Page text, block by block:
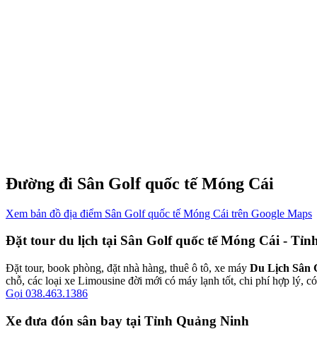
Đường đi Sân Golf quốc tế Móng Cái
Xem bản đồ địa điểm Sân Golf quốc tế Móng Cái trên Google Maps
Đặt tour du lịch tại Sân Golf quốc tế Móng Cái -
Đặt tour, book phòng, đặt nhà hàng, thuê ô tô, xe máy Du Lịch Sân
chỗ, các loại xe Limousine đời mới có máy lạnh tốt, chi phí hợp lý,
Gọi 038.463.1386
Xe đưa đón sân bay tại Tỉnh Quảng Ninh